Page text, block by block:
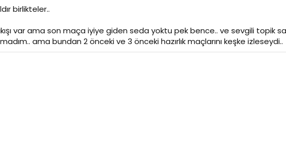
birlikteler..
var ama son maça iyiye giden seda yoktu pek bence.. ve sevgili topik
ama bundan 2 önceki ve 3 önceki hazırlık maçlarını keşke izleseydi..